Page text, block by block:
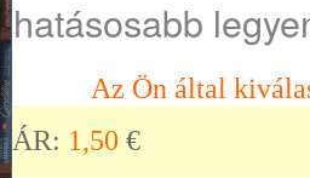
hatásosabb
Az Ön által
ÁR: 1,50 €